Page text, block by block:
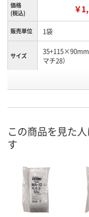
価格
(税込)
￥
販売単位 1袋
サイズ
マチ28）
号
お届け日
数量
カゴ
この商品を見た
す